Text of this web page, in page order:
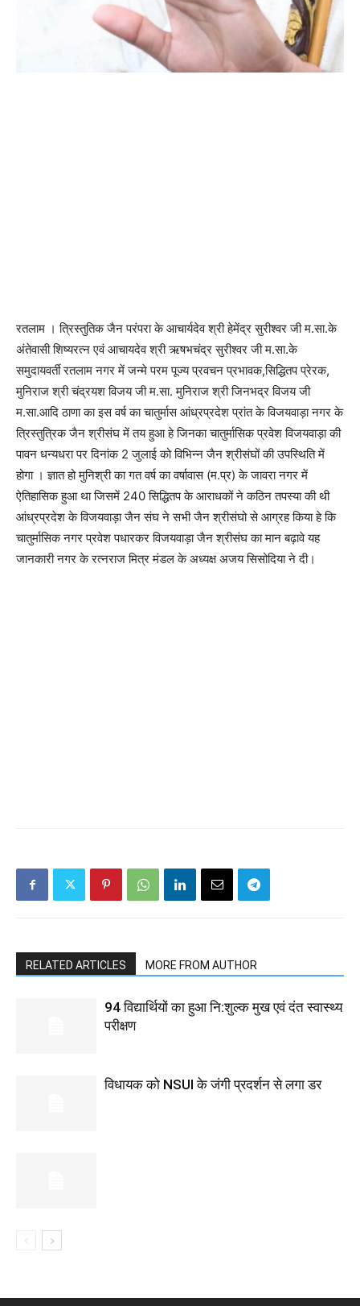
रतलाम । त्रिस्तुतिक जैन परंपरा के आचार्यदेव श्री हेमेंद्र सुरीश्वर जी म.सा.के
अंतेवासी शिष्यरत्न एवं आचायदेव श्री ऋषभचंद्र सुरीश्वर जी म.सा.के
समुदायवर्ती रतलाम नगर में जन्मे परम पूज्य प्रवचन प्रभावक,सिद्धितप प्रेरक,
मुनिराज श्री चंद्रयश विजय जी म.सा. मुनिराज श्री जिनभद्र विजय जी
म.सा.आदि ठाणा का इस वर्ष का चातुर्मास आंध्रप्रदेश प्रांत के विजयवाड़ा नगर के
त्रिस्तुत्रिक जैन श्रीसंघ में तय हुआ हे जिनका चातुर्मासिक प्रवेश विजयवाड़ा की
पावन धन्यधरा पर दिनांक 2 जुलाई को विभिन्न जैन श्रीसंघों की उपस्थिति में
होगा । ज्ञात हो मुनिश्री का गत वर्ष का वर्षावास (म.प्र) के जावरा नगर में
ऐतिहासिक हुआ था जिसमें 240 सिद्धितप के आराधकों ने कठिन तपस्या की थी
आंध्रप्रदेश के विजयवाड़ा जैन संघ ने सभी जैन श्रीसंघो से आग्रह किया हे कि
चातुर्मासिक नगर प्रवेश पधारकर विजयवाड़ा जैन श्रीसंघ का मान बढ़ावे यह
जानकारी नगर के रत्नराज मित्र मंडल के अध्यक्ष अजय सिसोदिया ने दी।
RELATED ARTICLES MORE FROM AUTHOR
94 विद्यार्थियों का हुआ नि:शुल्क मुख एवं दंत स्वास्थ्य
परीक्षण
विधायक को NSUI के जंगी प्रदर्शन से लगा डर